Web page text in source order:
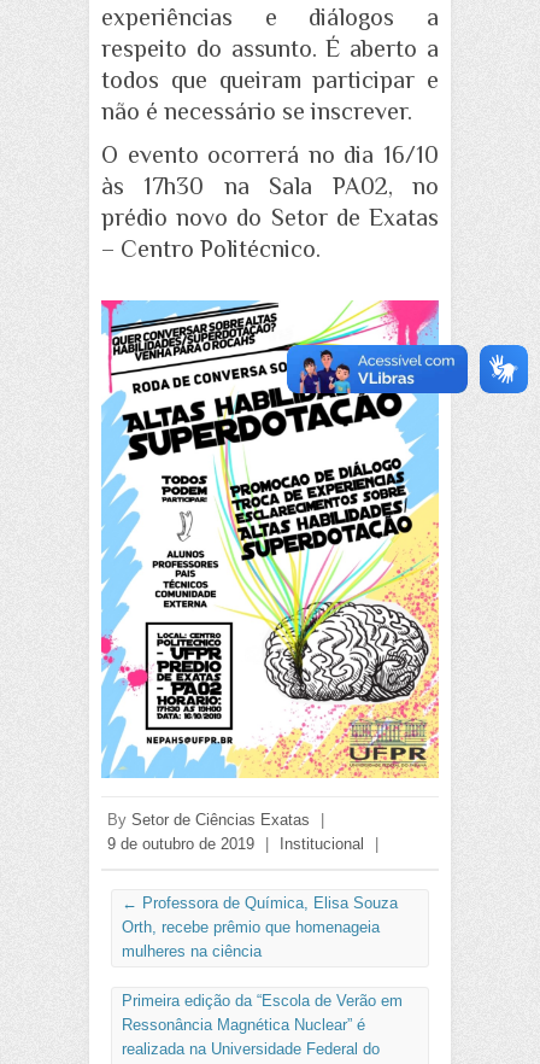
experiências e diálogos a
respeito do assunto. É aberto a
todos que queiram participar e
não é necessário se inscrever.
O evento ocorrerá no dia 16/10
às 17h30 na Sala PA02, no
prédio novo do Setor de Exatas
– Centro Politécnico.
By Setor de Ciências Exatas
9 de outubro de 2019
Institucional
← Professora de Química, Elisa Souza
Orth, recebe prêmio que homenageia
mulheres na ciência
Primeira edição da “Escola de Verão em
Ressonância Magnética Nuclear” é
realizada na Universidade Federal do